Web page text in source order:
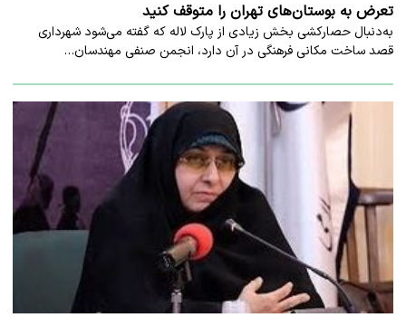
تعرض به بوستان‌های تهران را متوقف کنید
به‌دنبال حصارکشی بخش زیادی از پارک لاله که گفته می‌شود شهرداری
قصد ساخت مکانی فرهنگی در آن دارد، انجمن صنفی مهندسان…